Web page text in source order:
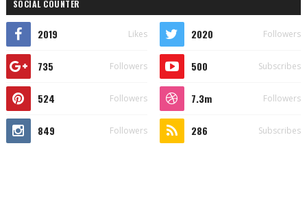
SOCIAL COUNTER
2019 Likes 2020 Followers
735 Followers 500 Subscribes
524 Followers 7.3m Followers
849 Followers 286 Subscribes